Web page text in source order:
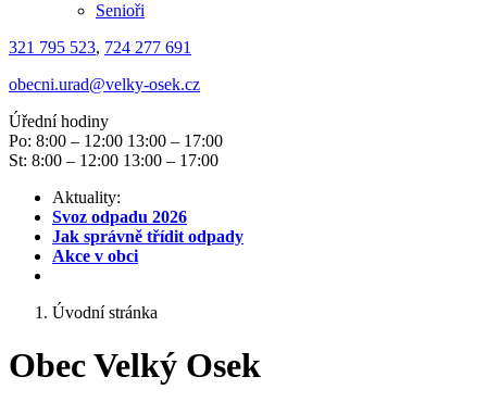
Senioři
321 795 523, 724 277 691
obecni.urad@velky-osek.cz
Úřední hodiny
Po: 8:00 – 12:00 13:00 – 17:00
St: 8:00 – 12:00 13:00 – 17:00
Aktuality:
Svoz odpadu 2026
Jak správně třídit odpady
Akce v obci
Úvodní stránka
Obec Velký Osek